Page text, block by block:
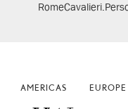
AMERICAS EUROPE